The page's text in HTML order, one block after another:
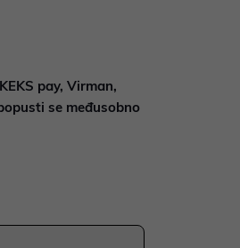
pay, Virman,
se međusobno